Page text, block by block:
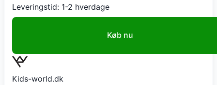
Leveringstid: 1-2 hverdage
Køb nu
Kids-world.dk